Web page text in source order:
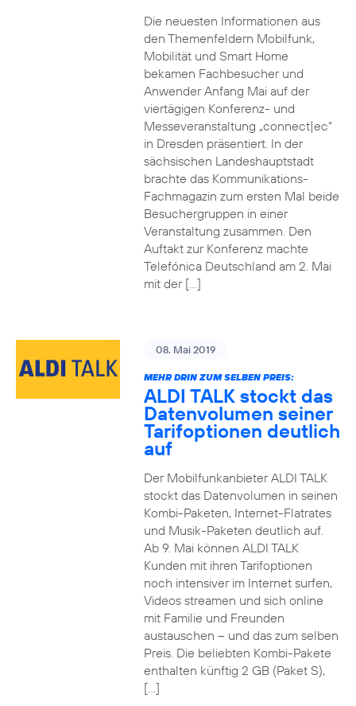
Die neuesten Informationen aus
den Themenfeldern Mobilfunk,
Mobilität und Smart Home
bekamen Fachbesucher und
Anwender Anfang Mai auf der
viertägigen Konferenz- und
Messeveranstaltung „connect|ec“
in Dresden präsentiert. In der
sächsischen Landeshauptstadt
brachte das Kommunikations-
Fachmagazin zum ersten Mal beide
Besuchergruppen in einer
Veranstaltung zusammen. Den
Auftakt zur Konferenz machte
Telefónica Deutschland am 2. Mai
mit der […]
08. Mai 2019
MEHR DRIN ZUM SELBEN PREIS:
ALDI TALK stockt das
Datenvolumen seiner
Tarifoptionen deutlich
auf
Der Mobilfunkanbieter ALDI TALK
stockt das Datenvolumen in seinen
Kombi-Paketen, Internet-Flatrates
und Musik-Paketen deutlich auf.
Ab 9. Mai können ALDI TALK
Kunden mit ihren Tarifoptionen
noch intensiver im Internet surfen,
Videos streamen und sich online
mit Familie und Freunden
austauschen – und das zum selben
Preis. Die beliebten Kombi-Pakete
enthalten künftig 2 GB (Paket S),
[…]